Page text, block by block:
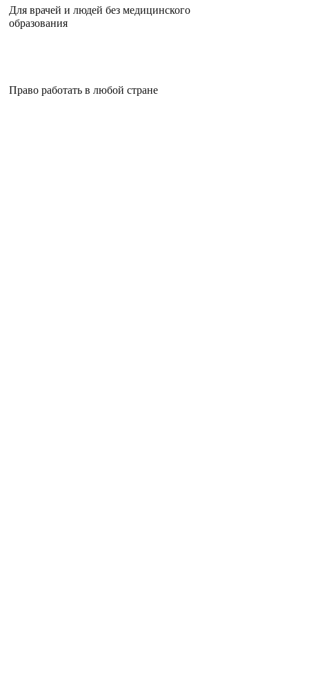
Для врачей и людей без медицинского
образования
Право работать в любой стране